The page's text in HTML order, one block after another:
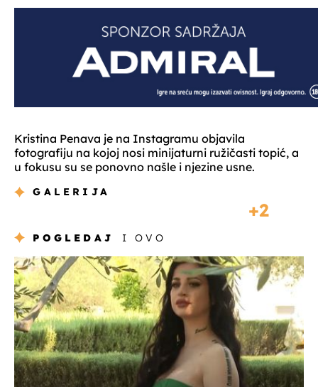
Kristina Penava je na Instagramu objavila
fotografiju na kojoj nosi minijaturni ružičasti topić, a
u fokusu su se ponovno našle i njezine usne.
GALERIJA
2
POGLEDAJ I OVO